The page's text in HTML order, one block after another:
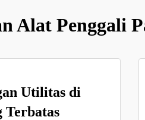
Alat Penggali
Utilitas di
Terbatas